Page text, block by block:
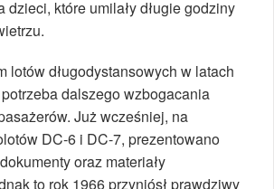
dzieci, które umilały długie godziny
lotów długodystansowych w latach
dalszego wzbogacania
Już wcześniej, na
DC-6 i DC-7, prezentowano
oraz materiały
to rok 1966 przyniósł prawdziwy